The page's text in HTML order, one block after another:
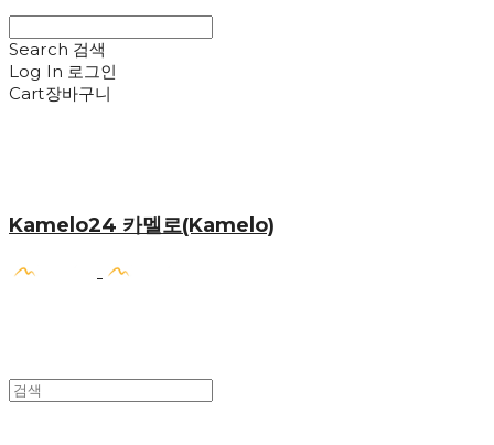
Search 검색
Log In 로그인
Cart장바구니
Kamelo24 카멜로(Kamelo)